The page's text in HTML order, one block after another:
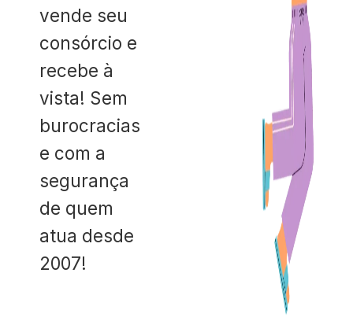
vende seu
consórcio e
recebe à
vista! Sem
burocracias
e com a
segurança
de quem
atua desde
2007!